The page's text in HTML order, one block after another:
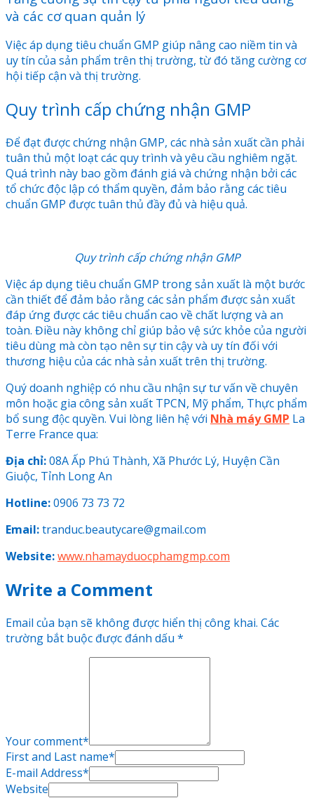
và các cơ quan quản lý
Việc áp dụng tiêu chuẩn GMP giúp nâng cao niềm tin và
uy tín của sản phẩm trên thị trường, từ đó tăng cường cơ
hội tiếp cận và thị trường.
Quy trình cấp chứng nhận GMP
Để đạt được chứng nhận GMP, các nhà sản xuất cần phải
tuân thủ một loạt các quy trình và yêu cầu nghiêm ngặt.
Quá trình này bao gồm đánh giá và chứng nhận bởi các
tổ chức độc lập có thẩm quyền, đảm bảo rằng các tiêu
chuẩn GMP được tuân thủ đầy đủ và hiệu quả.
Quy trình cấp chứng nhận GMP
Việc áp dụng tiêu chuẩn GMP trong sản xuất là một bước
cần thiết để đảm bảo rằng các sản phẩm được sản xuất
đáp ứng được các tiêu chuẩn cao về chất lượng và an
toàn. Điều này không chỉ giúp bảo vệ sức khỏe của người
tiêu dùng mà còn tạo nên sự tin cậy và uy tín đối với
thương hiệu của các nhà sản xuất trên thị trường.
Quý doanh nghiệp có nhu cầu nhận sự tư vấn về chuyên
môn hoặc gia công sản xuất TPCN, Mỹ phẩm, Thực phẩm
bổ sung độc quyền. Vui lòng liên hệ với Nhà máy GMP La
Terre France qua:
Địa chỉ:08A Ấp Phú Thành, Xã Phước Lý, Huyện Cần
Giuộc, Tỉnh Long An
Hotline:0906 73 73 72
Email:tranduc.beautycare@gmail.com
Website:www.nhamayduocphamgmp.com
Write a Comment
Email của bạn sẽ không được hiển thị công khai. Các
trường bắt buộc được đánh dấu *
Your comment*
First and Last name*
E-mail Address*
Website